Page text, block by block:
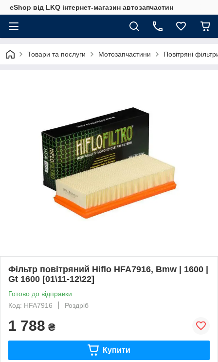
eShop від LKQ інтернет-магазин автозапчастин
Товари та послуги Мотозапчастини Повітряні
Фільтр повітряний Hiflo HFA7916, Bmw | 1600 |
Gt 1600 [01\11-12\22]
Готово до відправки
Код: HFA7916
Роздріб
1 788 ₴
Купити